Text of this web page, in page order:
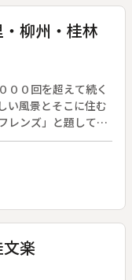
柳州・桂林
００回を超えて続く
い風景とそこに住む
レンズ」と題して、
る。
楽